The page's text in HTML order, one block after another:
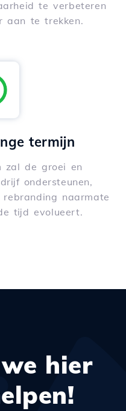
te verbeteren
aan te trekken.
termijn
zal de groei en
ondersteunen,
naarmate
tijd evolueert.
hier